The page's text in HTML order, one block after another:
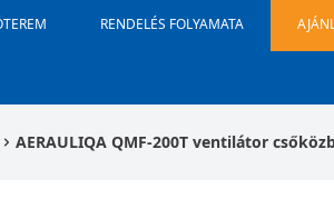
RENDELÉS FOLYAMATA
AERAULIQA QMF-200T ventilátor